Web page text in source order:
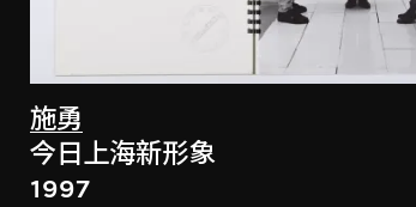
施勇
今日上海新形象
1997